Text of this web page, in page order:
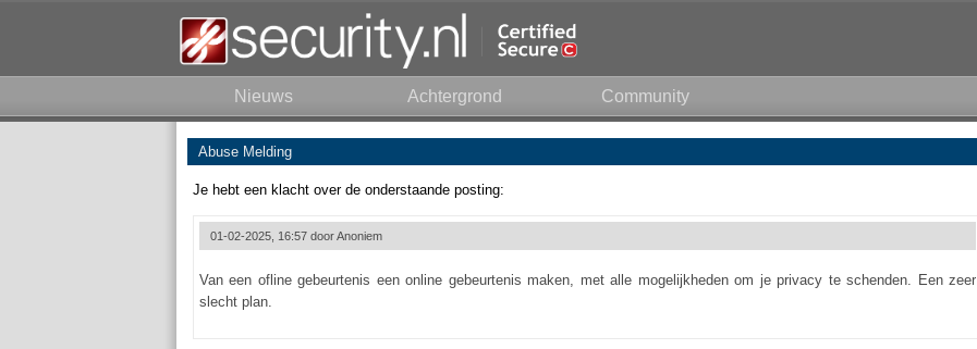
Nieuws Achtergrond Community
Abuse Melding
Je hebt een klacht over de onderstaande posting:
01-02-2025, 16:57 doorAnoniem
Van een ofline gebeurtenis een online gebeurtenis maken, met alle mogelijkheden om je privacy te schenden. Een zeer
slecht plan.